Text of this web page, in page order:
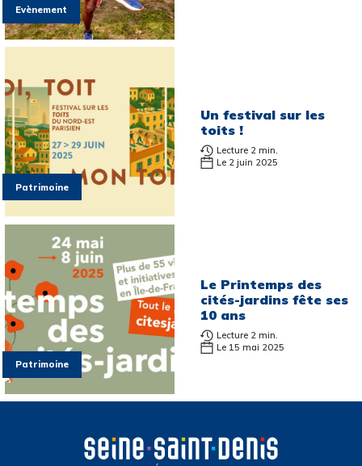
Evènement
Patrimoine
Un festival sur les
toits !
Lecture 2 min.
Le 2 juin 2025
Patrimoine
Le Printemps des
cités-jardins fête ses
10 ans
Lecture 2 min.
Le 15 mai 2025